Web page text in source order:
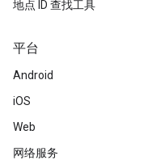
地点 ID 查找工具
平台
Android
iOS
Web
网络服务